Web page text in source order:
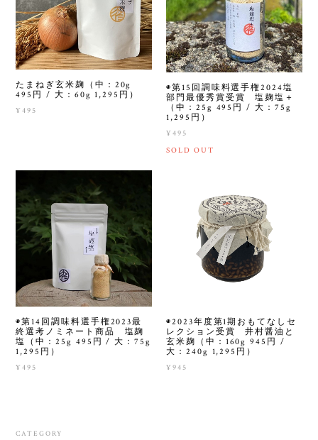
たまねぎ玄米麹（中：20g
495円 / 大：60g 1,295円）
¥495
◉第15回調味料選手権2024塩
部門最優秀賞受賞 塩麹塩＋
（中：25g 495円 / 大：75g
1,295円）
¥495
SOLD OUT
◉第14回調味料選手権2023最
終選考ノミネート商品 塩麹
塩（中：25g 495円 / 大：75g
1,295円）
¥495
◉2023年度第1期おもてなしセ
レクション受賞 井村醤油と
玄米麹（中：160g 945円 /
大：240g 1,295円）
¥945
CATEGORY